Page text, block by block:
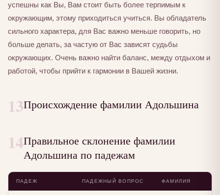
успешны как Вы, Вам стоит быть более терпимым к
окружающим, этому приходиться учиться. Вы обладатель
сильного характера, для Вас важно меньше говорить, но
больше делать, за частую от Вас зависят судьбы
окружающих. Очень важно найти баланс, между отдыхом и
работой, чтобы прийти к гармонии в Вашей жизни.
13Происхождение фамилии Адольшина
14Правильное склонение фамилии
Адольшина по падежам
ПАДЕЖ ПАДЕЖНЫЙ ВОПРОС ФАМИЛИЯ